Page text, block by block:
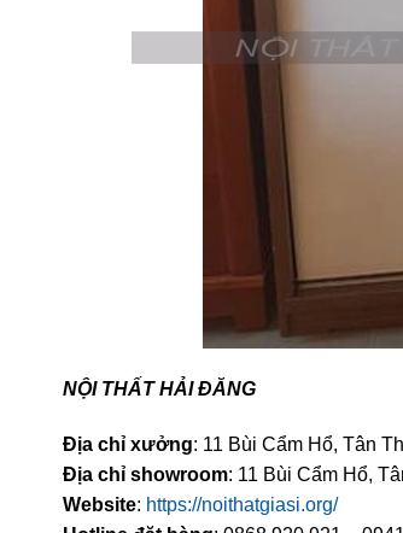
NỘI THẤT HẢI ĐĂNG
Địa chỉ xưởng: 11 Bùi Cẩm Hổ, Tân
Địa chỉ showroom: 11 Bùi Cẩm Hổ,
Website: https://noithatgiasi.org/